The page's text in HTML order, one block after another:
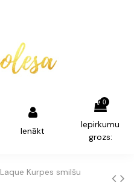
Ienākt
0
Iepirkumu
grozs:
Laque Kurpes smilšu